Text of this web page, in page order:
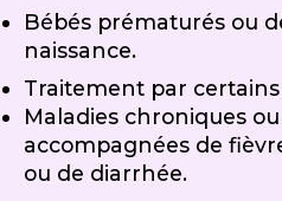
Bébés prématurés ou
naissance.
Traitement par
Maladies chroniques
accompagnées de
ou de diarrhée.